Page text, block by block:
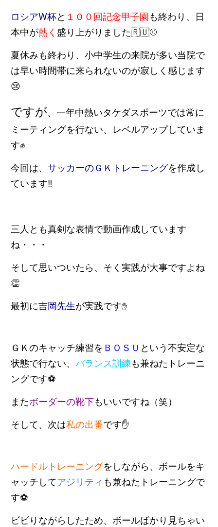
ロシアW杯と １００回記念甲子園も終わり、日
本中が熱く盛り上がりました🇷🇺⚾
夏休みも終わり、小中学生の来院が多い当院で
は早い時間帯に来られないのが寂しく感じます
😢
ですが、一年中熱いタケダスポーツでは常に
ミーティングを行ない、レベルアップしていま
す✊
今回は、サッカーのＧＫトレーニングを作成し
ています‼
三人とも真剣な表情で動画作成しています
ね・・・
そして思いついたら、そく実践が大事ですよね
👏
最初に吉岡先生が実践です✋
ＧＫのキャッチ練習を ＢＯＳＵ という不安定な
状態で行ない、バランス訓練も兼ねたトレーニ
ングです⚽
またボーダーの靴下もいいですね（笑）
そして、次は私の出番です✋
ハードルトレーニングをしながら、ボールをキ
ャッチしてアジリティ も兼ねたトレーニングで
す⚽
ビビりながらしたため、ボールばかり見ちゃい